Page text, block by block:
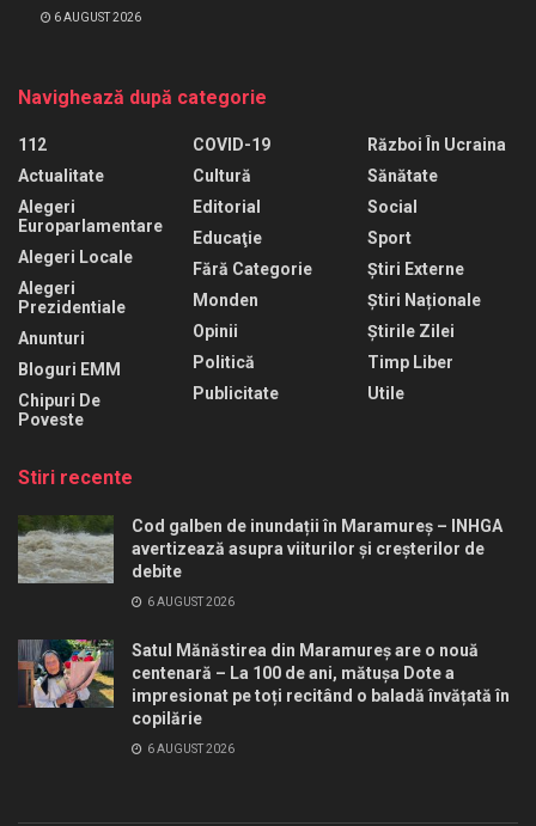
6 AUGUST 2026
Navighează după categorie
112
Actualitate
Alegeri
Europarlamentare
Alegeri Locale
Alegeri
Prezidentiale
Anunturi
Bloguri EMM
Chipuri De
Poveste
COVID-19
Cultură
Editorial
Educaţie
Fără Categorie
Monden
Opinii
Politică
Publicitate
Război În Ucraina
Sănătate
Social
Sport
Știri Externe
Știri Naționale
Știrile Zilei
Timp Liber
Utile
Stiri recente
Cod galben de inundații în Maramureș – INHGA
avertizează asupra viiturilor și creșterilor de
debite
6 AUGUST 2026
Satul Mănăstirea din Maramureș are o nouă
centenară – La 100 de ani, mătușa Dote a
impresionat pe toți recitând o baladă învățată în
copilărie
6 AUGUST 2026